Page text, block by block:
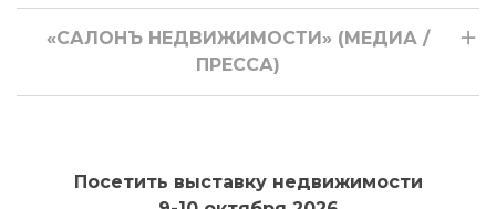
«САЛОНЪ НЕДВИЖИМОСТИ» (МЕДИА /
ПРЕССА)
Посетить выставку недвижимости